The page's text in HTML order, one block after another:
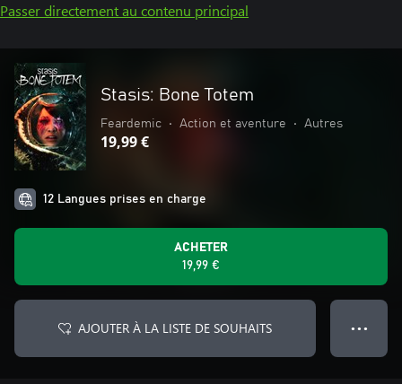
Passer directement au contenu principal
Stasis: Bone Totem
Feardemic • Action et aventure • Autres
19,99 €
12 Langues prises en charge
ACHETER
19,99 €
AJOUTER À LA LISTE DE SOUHAITS ● ● ●